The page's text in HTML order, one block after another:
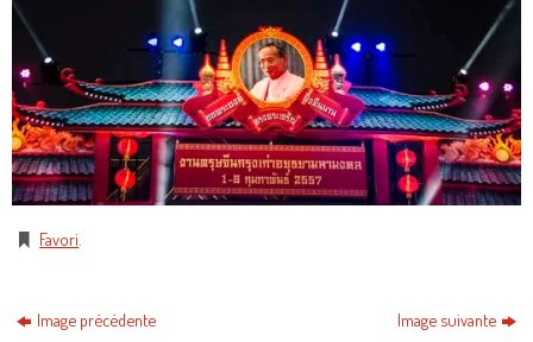
Favori
Image précédente Image suivante